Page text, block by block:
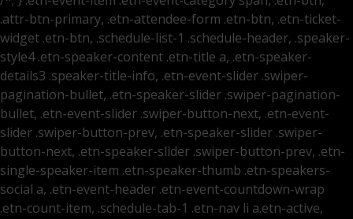
.attr-btn-primary, .etn-attendee-form .etn-btn, .etn-ticket-
widget .etn-btn, .schedule-list-1 .schedule-header, .speaker-
style4 .etn-speaker-content .etn-title a, .etn-speaker-
details3 .speaker-title-info, .etn-event-slider .swiper-
pagination-bullet, .etn-speaker-slider .swiper-pagination-
bullet, .etn-event-slider .swiper-button-next, .etn-event-
slider .swiper-button-prev, .etn-speaker-slider .swiper-
button-next, .etn-speaker-slider .swiper-button-prev, .etn-
single-speaker-item .etn-speaker-thumb .etn-speakers-
social a, .etn-event-header .etn-event-countdown-wrap
.etn-count-item, .schedule-tab-1 .etn-nav li a.etn-active,